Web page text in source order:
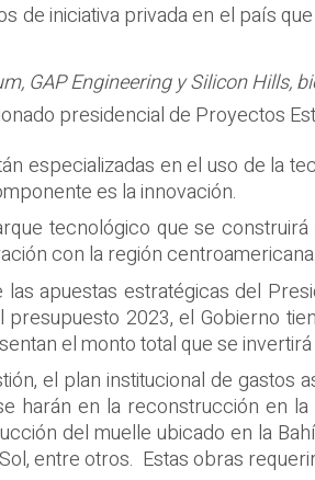
de iniciativa privada en el país
GAP Engineering y Silicon Hills,
presidencial de Proyectos
especializadas en el uso de la
es la innovación.
tecnológico que se
con la región centroamericana.
las apuestas estratégicas del
2023, el Gobierno
el monto total que se
el plan institucional de gastos
harán en la reconstrucción en
del muelle ubicado en la
entre otros. Estas obras